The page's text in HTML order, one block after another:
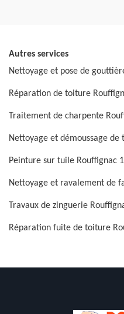
Autres services
Nettoyage et pose de
Réparation de toiture
Traitement de charpente
Nettoyage et démoussage
Peinture sur tuile Rouffignac
Nettoyage et ravalement de
Travaux de zinguerie
Réparation fuite de toiture